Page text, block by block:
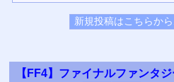
【FF4】ファイナルファンタ